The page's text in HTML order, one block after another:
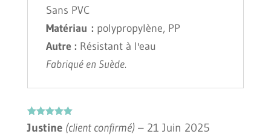
Sans PVC
Matériau : polypropylène, PP
Autre : Résistant à l'eau
Fabriqué en Suède.
Note 5
sur
5
Justine (client confirmé) – 21 Juin 2025